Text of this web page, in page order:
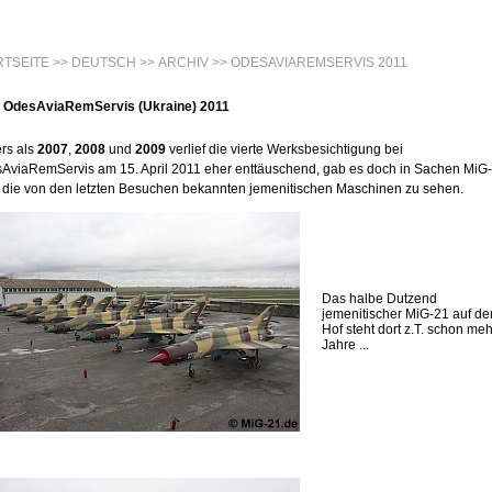
>> DEUTSCH >> ARCHIV >> ODESAVIAREMSERVIS 2011
OdesAviaRemServis (Ukraine) 2011
als 2007, 2008 und 2009 verlief die vierte Werksbesichtigung bei
am 15. April 2011 eher enttäuschend, gab es doch in Sachen
die von den letzten Besuchen bekannten jemenitischen Maschinen zu sehen.
Das halbe Dutzend
jemenitischer MiG-21 auf
Hof steht dort z.T. schon
Jahre ...